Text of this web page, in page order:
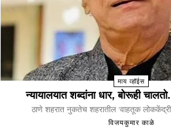
माय व्हॉईस
न्यायालयात शब्दांना धार, बोरूही
ठाणे शहरात नुकतेच शहरातील 'वाहतूक लोककेंद्री
विजयकुमार काळे